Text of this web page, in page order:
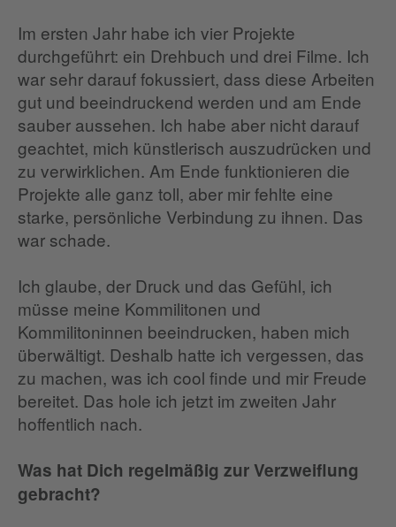
Im ersten Jahr habe ich vier Projekte
durchgeführt: ein Drehbuch und drei Filme. Ich
war sehr darauf fokussiert, dass diese Arbeiten
gut und beeindruckend werden und am Ende
sauber aussehen. Ich habe aber nicht darauf
geachtet, mich künstlerisch auszudrücken und
zu verwirklichen. Am Ende funktionieren die
Projekte alle ganz toll, aber mir fehlte eine
starke, persönliche Verbindung zu ihnen. Das
war schade.
Ich glaube, der Druck und das Gefühl, ich
müsse meine Kommilitonen und
Kommilitoninnen beeindrucken, haben mich
überwältigt. Deshalb hatte ich vergessen, das
zu machen, was ich cool finde und mir Freude
bereitet. Das hole ich jetzt im zweiten Jahr
hoffentlich nach.
Was hat Dich regelmäßig zur Verzweiflung
gebracht?